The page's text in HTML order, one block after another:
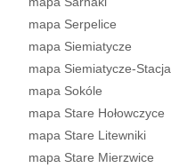
mapa Serpelice
mapa Siemiatycze
mapa Siemiatycze-Stacja
mapa Sokóle
mapa Stare Hołowczyce
mapa Stare Litewniki
mapa Stare Mierzwice